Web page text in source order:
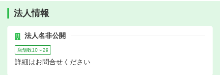
法人情報
法人名非公開
店舗数10～29
詳細はお問合せください